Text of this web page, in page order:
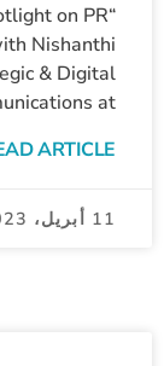
on PR
Nishanthi
& Digital
at
ARTICLE »
11 أبريل، 2023